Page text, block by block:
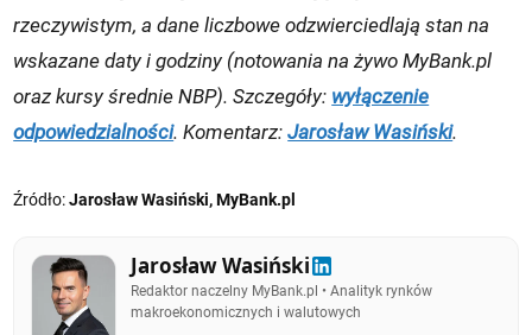
rzeczywistym, a dane liczbowe odzwierciedlają stan na
wskazane daty i godziny (notowania na żywo MyBank.pl
oraz kursy średnie NBP). Szczegóły: wyłączenie
odpowiedzialności. Komentarz:Jarosław Wasiński.
Źródło:Jarosław Wasiński, MyBank.pl
Jarosław Wasiński
Redaktor naczelny MyBank.pl • Analityk rynków
makroekonomicznych i walutowych